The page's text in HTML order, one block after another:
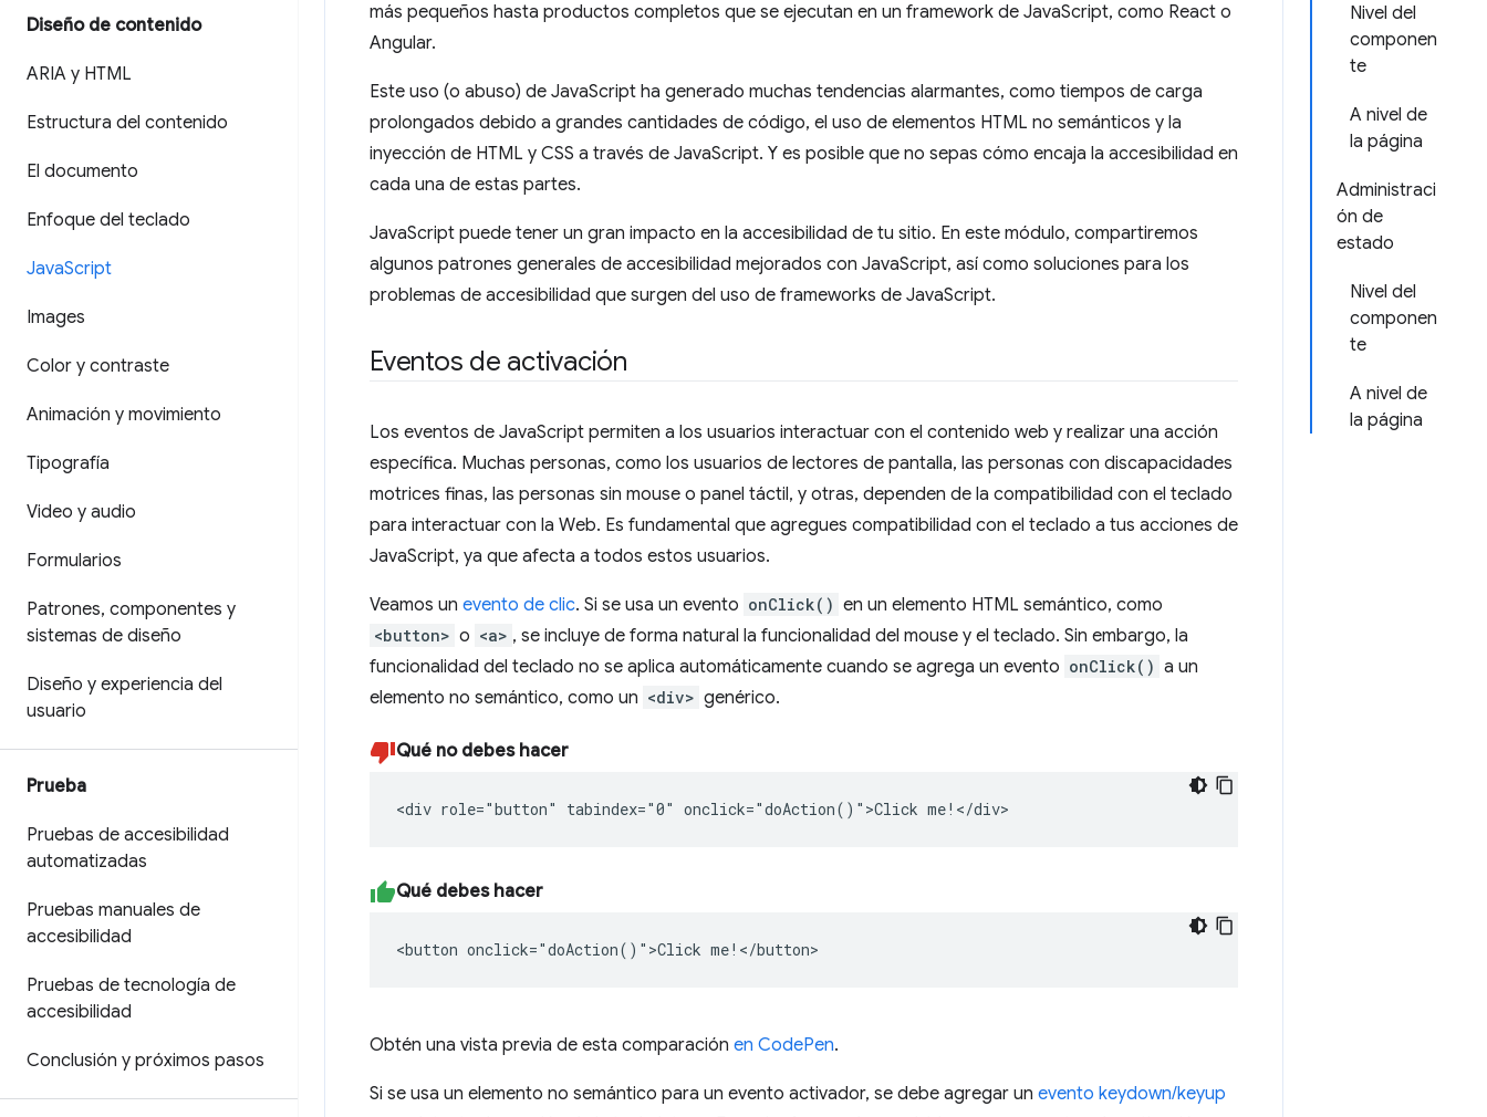
Diseño de contenido
ARIA y HTML
Estructura del contenido
El documento
Enfoque del teclado
JavaScript
Images
Color y contraste
Animación y movimiento
Tipografía
Video y audio
Formularios
Patrones, componentes y
sistemas de diseño
Diseño y experiencia del
usuario
Prueba
Pruebas de accesibilidad
automatizadas
Pruebas manuales de
accesibilidad
Pruebas de tecnología de
accesibilidad
Conclusión y próximos pasos
Nivel del
componen
te
A nivel de
la página
Administraci
ón de
estado
Nivel del
componen
te
A nivel de
la página
más pequeños hasta productos completos que se ejecutan en un framework de JavaScript, como React o
Angular.
Este uso (o abuso) de JavaScript ha generado muchas tendencias alarmantes, como tiempos de carga
prolongados debido a grandes cantidades de código, el uso de elementos HTML no semánticos y la
inyección de HTML y CSS a través de JavaScript. Y es posible que no sepas cómo encaja la accesibilidad en
cada una de estas partes.
JavaScript puede tener un gran impacto en la accesibilidad de tu sitio. En este módulo, compartiremos
algunos patrones generales de accesibilidad mejorados con JavaScript, así como soluciones para los
problemas de accesibilidad que surgen del uso de frameworks de JavaScript.
Eventos de activación
Los eventos de JavaScript permiten a los usuarios interactuar con el contenido web y realizar una acción
específica. Muchas personas, como los usuarios de lectores de pantalla, las personas con discapacidades
motrices finas, las personas sin mouse o panel táctil, y otras, dependen de la compatibilidad con el teclado
para interactuar con la Web. Es fundamental que agregues compatibilidad con el teclado a tus acciones de
JavaScript, ya que afecta a todos estos usuarios.
Veamos un evento de clic. Si se usa un evento onClick() en un elemento HTML semántico, como
<button> o <a> , se incluye de forma natural la funcionalidad del mouse y el teclado. Sin embargo, la
funcionalidad del teclado no se aplica automáticamente cuando se agrega un evento onClick() a un
elemento no semántico, como un <div> genérico.
Qué no debes hacer
<div role="button" tabindex="0" onclick="doAction()">Click me!</div>
Qué debes hacer
<button onclick="doAction()">Click me!</button>
Obtén una vista previa de esta comparación en CodePen.
Si se usa un elemento no semántico para un evento activador, se debe agregar un evento keydown/keyup